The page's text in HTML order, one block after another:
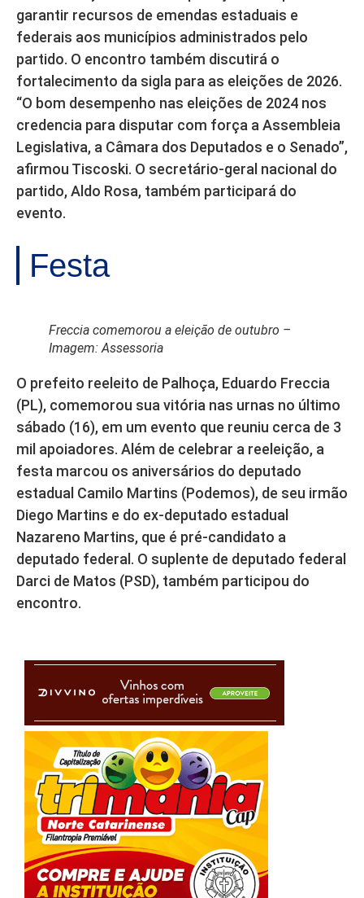
garantir recursos de emendas estaduais e
federais aos municípios administrados pelo
partido. O encontro também discutirá o
fortalecimento da sigla para as eleições de 2026.
“O bom desempenho nas eleições de 2024 nos
credencia para disputar com força a Assembleia
Legislativa, a Câmara dos Deputados e o Senado”,
afirmou Tiscoski. O secretário-geral nacional do
partido, Aldo Rosa, também participará do
evento.
Festa
Freccia comemorou a eleição de outubro –
Imagem: Assessoria
O prefeito reeleito de Palhoça, Eduardo Freccia
(PL), comemorou sua vitória nas urnas no último
sábado (16), em um evento que reuniu cerca de 3
mil apoiadores. Além de celebrar a reeleição, a
festa marcou os aniversários do deputado
estadual Camilo Martins (Podemos), de seu irmão
Diego Martins e do ex-deputado estadual
Nazareno Martins, que é pré-candidato a
deputado federal. O suplente de deputado federal
Darci de Matos (PSD), também participou do
encontro.